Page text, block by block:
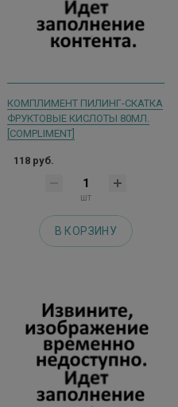
КОМПЛИМЕНТ ПИЛИНГ-СКАТКА
ФРУКТОВЫЕ КИСЛОТЫ 80МЛ.
[COMPLIMENT]
118 руб.
шт
В КОРЗИНУ